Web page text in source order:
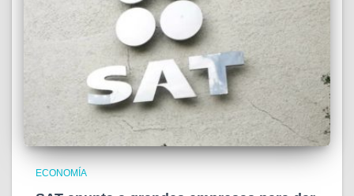
ECONOMÍA